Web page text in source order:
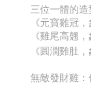
三位一體的
《元寶雞冠
《雞尾高翹
《圓潤雞肚
無敵發財雞